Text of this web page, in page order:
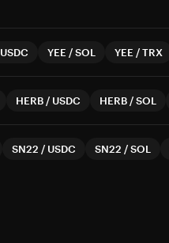
USDC YEE /SOL YEE /TRX
HERB / USDC HERB /SOL
SN22 / USDC SN22 /SOL